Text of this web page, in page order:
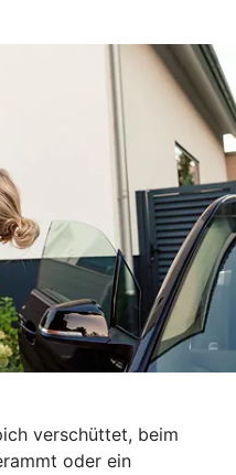
verschüttet, beim
oder ein